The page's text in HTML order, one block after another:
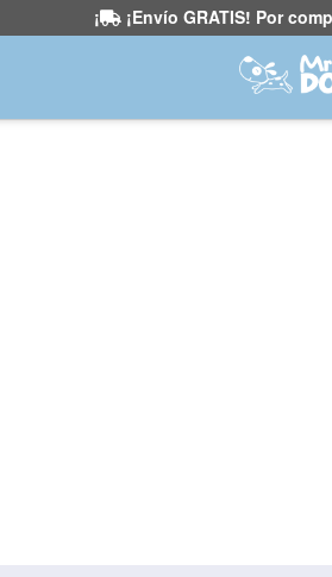
¡ ¡Envío GRATIS! Por